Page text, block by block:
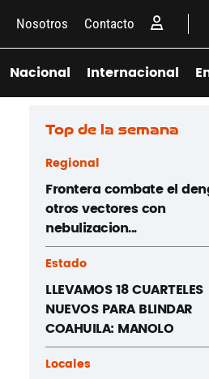
Nosotros Contacto
Nacional Internacional
Top de la semana
Regional
Frontera combate el
otros vectores con
nebulizacion...
Estado
LLEVAMOS 18 CUARTELES
NUEVOS PARA BLINDAR
COAHUILA: MANOLO
Locales